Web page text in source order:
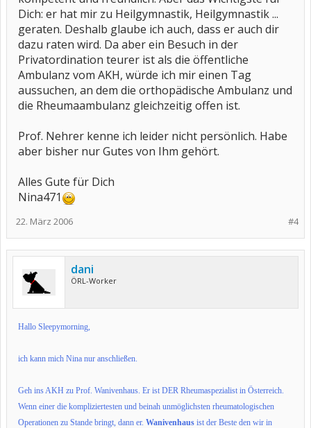
Dich: er hat mir zu Heilgymnastik, Heilgymnastik ...
geraten. Deshalb glaube ich auch, dass er auch dir
dazu raten wird. Da aber ein Besuch in der
Privatordination teurer ist als die öffentliche
Ambulanz vom AKH, würde ich mir einen Tag
aussuchen, an dem die orthopädische Ambulanz und
die Rheumaambulanz gleichzeitig offen ist.
Prof. Nehrer kenne ich leider nicht persönlich. Habe
aber bisher nur Gutes von Ihm gehört.
Alles Gute für Dich
Nina471
#4
22. März 2006
dani
ÖRL-Worker
Hallo Sleepymorning,
ich kann mich Nina nur anschließen.
Geh ins AKH zu Prof. Wanivenhaus. Er ist DER Rheumaspezialist in Österreich.
Wenn einer die kompliziertesten und beinah unmöglichsten rheumatologischen
Operationen zu Stande bringt, dann er. Wanivenhaus ist der Beste den wir in